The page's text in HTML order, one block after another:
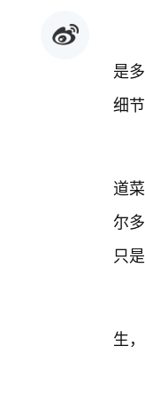
是
细
道
尔
只
生